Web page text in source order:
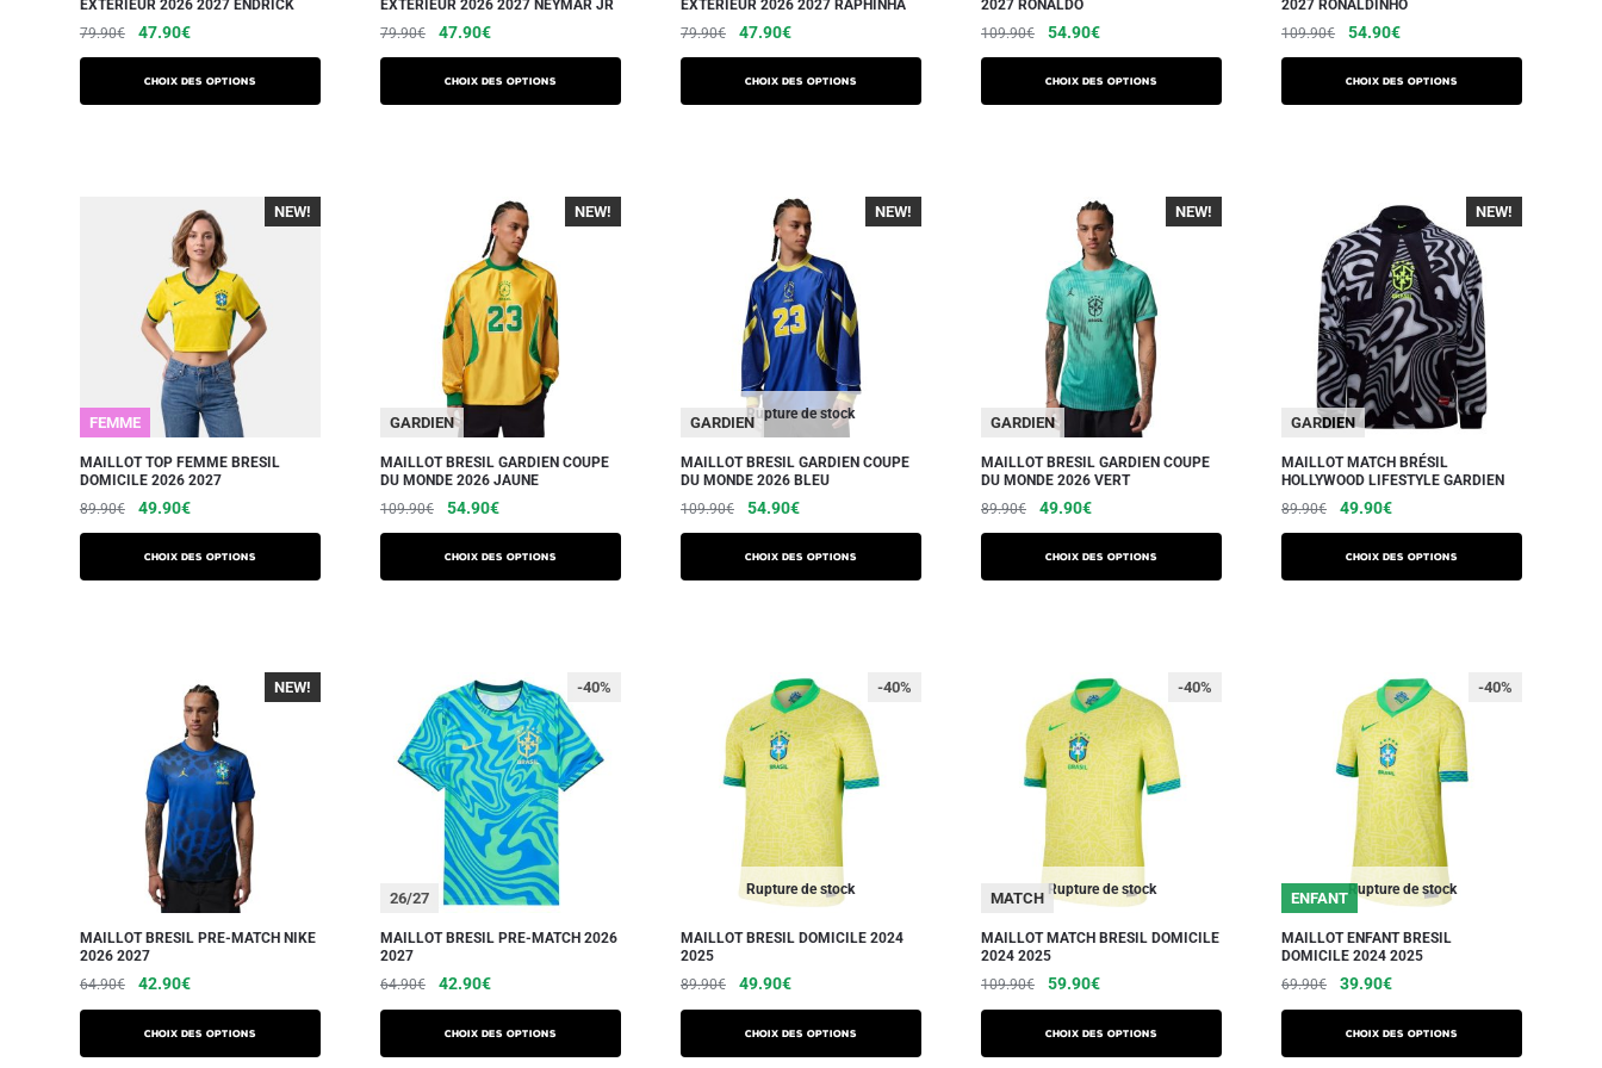
EXTERIEUR 2026 2027 ENDRICK
79.90€ 47.90€
Choix des options
EXTERIEUR 2026 2027 NEYMAR JR
79.90€ 47.90€
Choix des options
EXTERIEUR 2026 2027 RAPHINHA
79.90€ 47.90€
Choix des options
2027 RONALDO
109.90€ 54.90€
Choix des options
2027 RONALDINHO
109.90€ 54.90€
Choix des options
-40%
NEW!
FEMME
MAILLOT TOP FEMME BRESIL
DOMICILE 2026 2027
89.90€ 49.90€
Choix des options
-40%
NEW!
GARDIEN
MAILLOT BRESIL GARDIEN COUPE
DU MONDE 2026 JAUNE
109.90€ 54.90€
Choix des options
Rupture de stock
-40%
NEW!
GARDIEN
MAILLOT BRESIL GARDIEN COUPE
DU MONDE 2026 BLEU
109.90€ 54.90€
Choix des options
-40%
NEW!
GARDIEN
MAILLOT BRESIL GARDIEN COUPE
DU MONDE 2026 VERT
89.90€ 49.90€
Choix des options
-40%
NEW!
GARDIEN
MAILLOT MATCH BRÉSIL
HOLLYWOOD LIFESTYLE GARDIEN
89.90€ 49.90€
Choix des options
-40%
NEW!
MAILLOT BRESIL PRE-MATCH NIKE
2026 2027
64.90€ 42.90€
Choix des options
-40%
26/27
MAILLOT BRESIL PRE-MATCH 2026
2027
64.90€ 42.90€
Choix des options
Rupture de stock
-40%
MAILLOT BRESIL DOMICILE 2024
2025
89.90€ 49.90€
Choix des options
Rupture de stock
-40%
MATCH
MAILLOT MATCH BRESIL DOMICILE
2024 2025
109.90€ 59.90€
Choix des options
Rupture de stock
-40%
ENFANT
MAILLOT ENFANT BRESIL
DOMICILE 2024 2025
69.90€ 39.90€
Choix des options